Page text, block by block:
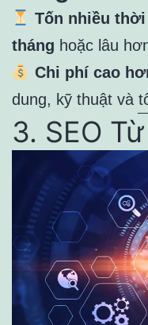
Tốn nhiều
tháng hoặc lâu
Chi phí cao
dung, kỹ thuật và
3. SEO